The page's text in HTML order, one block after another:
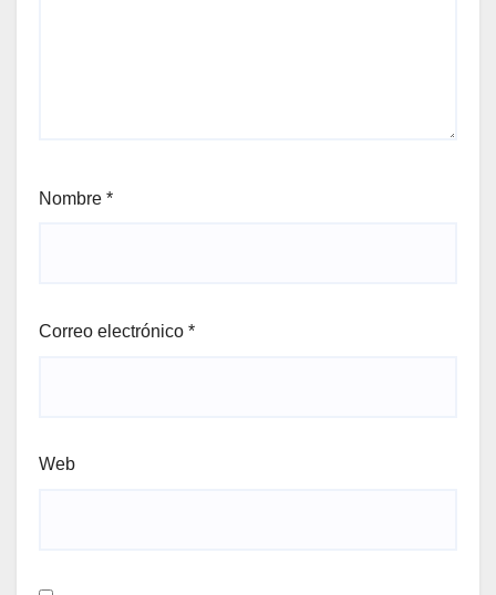
Nombre *
Correo electrónico *
Web